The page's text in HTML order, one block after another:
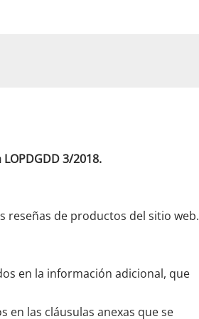
3/2018.
reseñas de productos del sitio web.
en la información adicional, que
las cláusulas anexas que se